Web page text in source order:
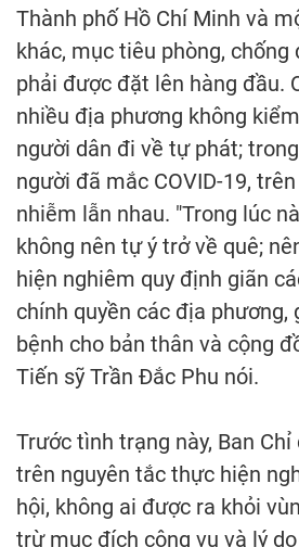
Thành phố Hồ Chí Minh và
khác, mục tiêu phòng, chống
phải được đặt lên hàng đầu.
nhiều địa phương không
người dân đi về tự phát;
người đã mắc COVID-19,
nhiễm lẫn nhau. "Trong lúc
không nên tự ý trở về quê;
hiện nghiêm quy định giãn
chính quyền các địa phương,
bệnh cho bản thân và cộng
Tiến sỹ Trần Đắc Phu nói.
Trước tình trạng này, Ban
trên nguyên tắc thực hiện
hội, không ai được ra khỏi
trừ mục đích công vụ và lý